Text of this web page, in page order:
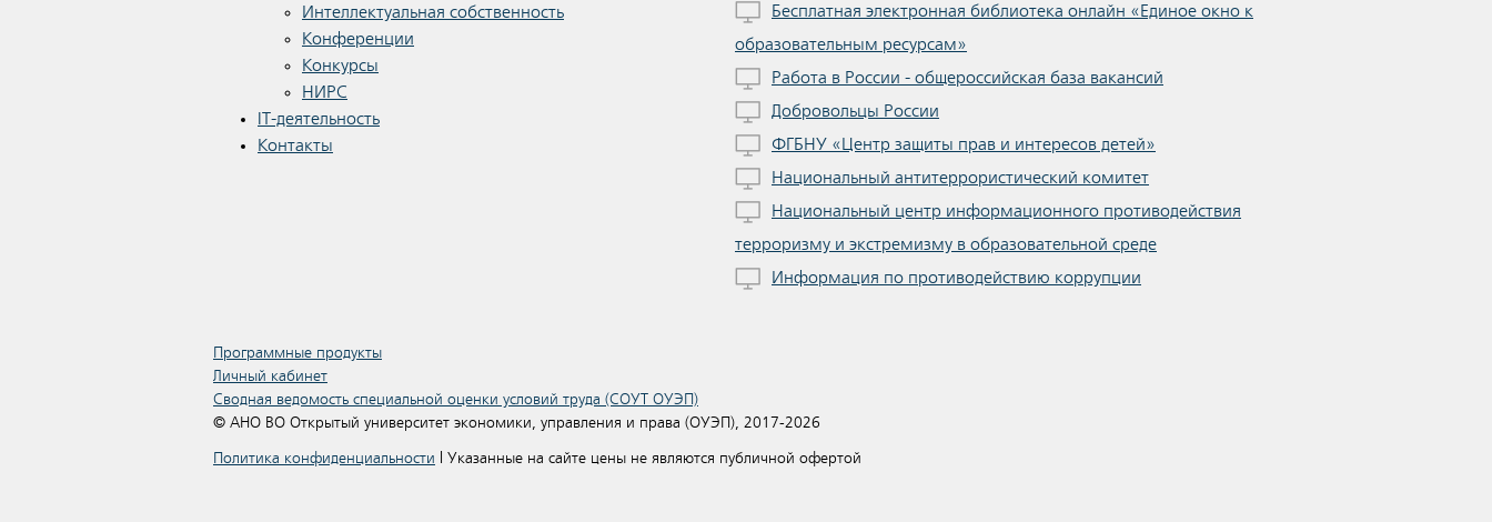
Интеллектуальная собственность
Конференции
Конкурсы
НИРС
IT-деятельность
Контакты
Бесплатная электронная библиотека онлайн «Единое окно к
образовательным ресурсам»
Работа в России - общероссийская база вакансий
Добровольцы России
ФГБНУ «Центр защиты прав и интересов детей»
Национальный антитеррористический комитет
Национальный центр информационного противодействия
терроризму и экстремизму в образовательной среде
Информация по противодействию коррупции
Программные продукты
Личный кабинет
Сводная ведомость специальной оценки условий труда (СОУТ ОУЭП)
© АНО ВО Открытый университет экономики, управления и права (ОУЭП), 2017-2026
Политика конфиденциальности | Указанные на сайте цены не являются публичной офертой